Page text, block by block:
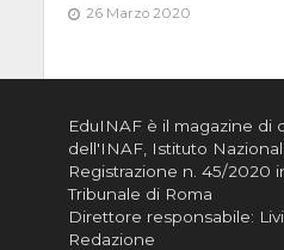
26 Marzo 2020
EduINAF è il magazine di
dell'INAF, Istituto
Registrazione n. 45/2020
Tribunale di Roma
Direttore responsabile:
Redazione